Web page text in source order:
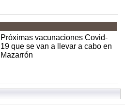
Próximas vacunaciones Covid-
19 que se van a llevar a cabo en
Mazarrón